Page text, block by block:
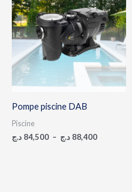
Pompe piscine DAB
Piscine
84,500 د.ج – 88,400 د.ج
84,500 د.ج
à
88,400 د.ج